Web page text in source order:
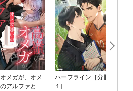
メガが、オメ
アルファと愛
ハーフライン［分冊版
１]